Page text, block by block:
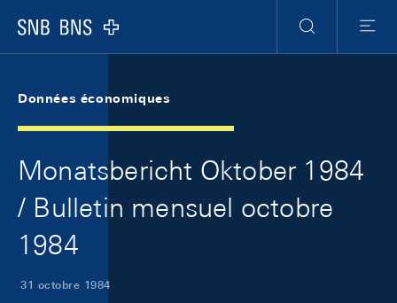
Logo
RechercheMenu
Données économiques
Monatsbericht Oktober 1984
/ Bulletin mensuel octobre
1984
31 octobre 1984